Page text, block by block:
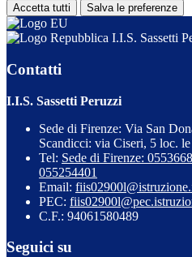
Accetta tutti Salva le preferenze
I.I.S. Sassetti
Contatti
I.I.S. Sassetti Peruzzi
Sede di Firenze: Via San
Scandicci: via Ciseri, 5 loc. le
Tel: Sede di Firenze:
055254401
Email:
PEC:
C.F.: 94061580489
Seguici su